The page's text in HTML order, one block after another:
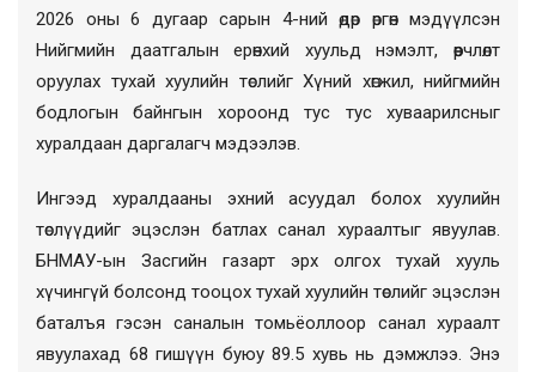
2026 оны 6 дугаар сарын 4-ний өдөр өргөн мэдүүлсэн
Нийгмийн даатгалын ерөнхий хуульд нэмэлт, өөрчлөлт
оруулах тухай хуулийн төслийг Хүний хөгжил, нийгмийн
бодлогын байнгын хороонд тус тус хуваарилсныг
хуралдаан даргалагч мэдээлэв.
Ингээд хуралдааны эхний асуудал болох хуулийн
төслүүдийг эцэслэн батлах санал хураалтыг явуулав.
БНМАУ-ын Засгийн газарт эрх олгох тухай хууль
хүчингүй болсонд тооцох тухай хуулийн төслийг эцэслэн
баталъя гэсэн саналын томьёоллоор санал хураалт
явуулахад 68 гишүүн буюу 89.5 хувь нь дэмжлээ. Энэ